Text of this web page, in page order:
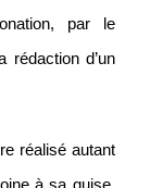
par le
rédaction d’un
réalisé autant